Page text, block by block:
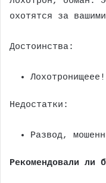
охотятся за
Достоинства:
Лохотронищеее!
Недостатки:
Развод,
Рекомендовали ли